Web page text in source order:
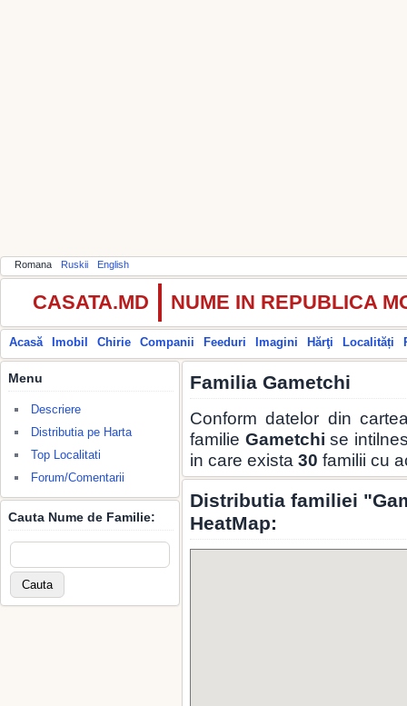
Romana Ruskii English
CASATA.MD NUME IN REPUBLICA
Acasă Imobil Chirie Companii Feeduri Imagini Hărţi Localități
Menu
Descriere
Distributia pe Harta
Top Localitati
Forum/Comentarii
Cauta Nume de Familie:
Familia Gametchi
Conform datelor din
familie Gametchi se
in care exista 30 familii cu
Distributia familiei
HeatMap: